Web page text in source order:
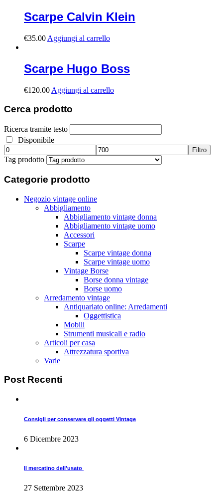
Scarpe Calvin Klein
€35.00 Aggiungi al carrello
Scarpe Hugo Boss
€120.00 Aggiungi al carrello
Cerca prodotto
Ricerca tramite testo
Disponibile
Filtro
Tag prodotto
Categorie prodotto
Negozio vintage online
Abbigliamento
Abbigliamento vintage donna
Abbigliamento vintage uomo
Accessori
Scarpe
Scarpe vintage donna
Scarpe vintage uomo
Vintage Borse
Borse donna vintage
Borse uomo
Arredamento vintage
Antiquariato online: Arredamenti
Oggettistica
Mobili
Strumenti musicali e radio
Articoli per casa
Attrezzatura sportiva
Varie
Post Recenti
Consigli per conservare gli oggetti Vintage
6 Dicembre 2023
Il mercatino dell’usato
27 Settembre 2023